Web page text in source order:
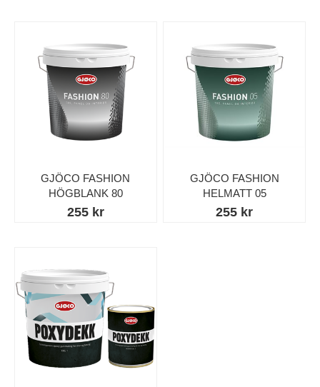
GJÖCO FASHION
HÖGBLANK 80
255 kr
GJÖCO FASHION
HELMATT 05
255 kr